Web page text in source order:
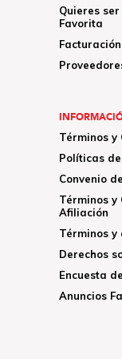
Quieres
Favorita
Términos y
Políticas
Convenio
Términos y
Afiliación
Términos
Derechos
Encuesta
Anuncios